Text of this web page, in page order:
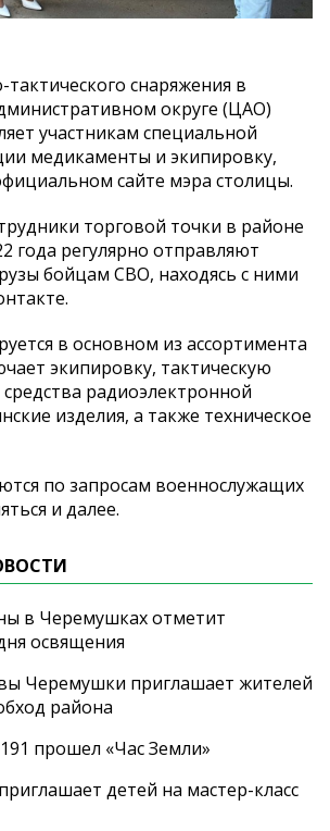
снаряжения в
округе (ЦАО)
участникам специальной
медикаменты и экипировку,
сайте мэра столицы.
торговой точки в районе
года регулярно отправляют
бойцам СВО, находясь с ними
в основном из ассортимента
экипировку, тактическую
радиоэлектронной
изделия, а также техническое
по запросам военнослужащих
и далее.
в Черемушках отметит
освящения
Черемушки приглашает жителей
района
прошел «Час Земли»
детей на мастер-класс